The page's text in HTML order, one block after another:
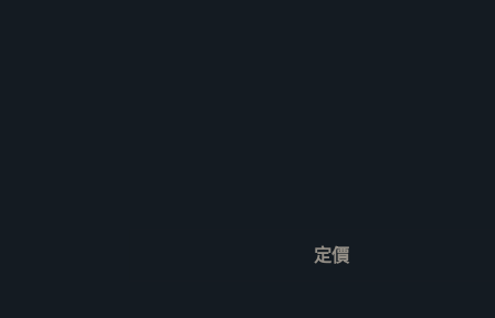
定價